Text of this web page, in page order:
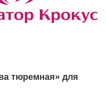
тюремная» для